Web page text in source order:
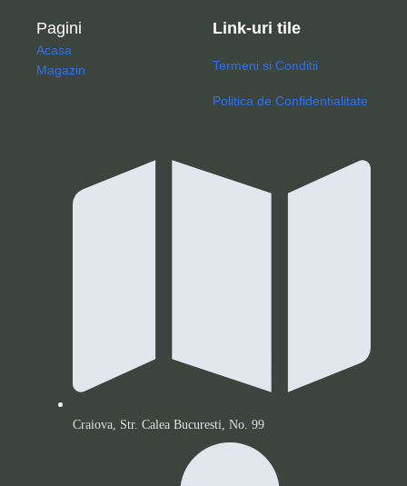
Pagini
Acasa
Magazin
Link-uri tile
Termeni si Conditii
Politica de Confidentialitate
Craiova, Str. Calea Bucuresti, No. 99